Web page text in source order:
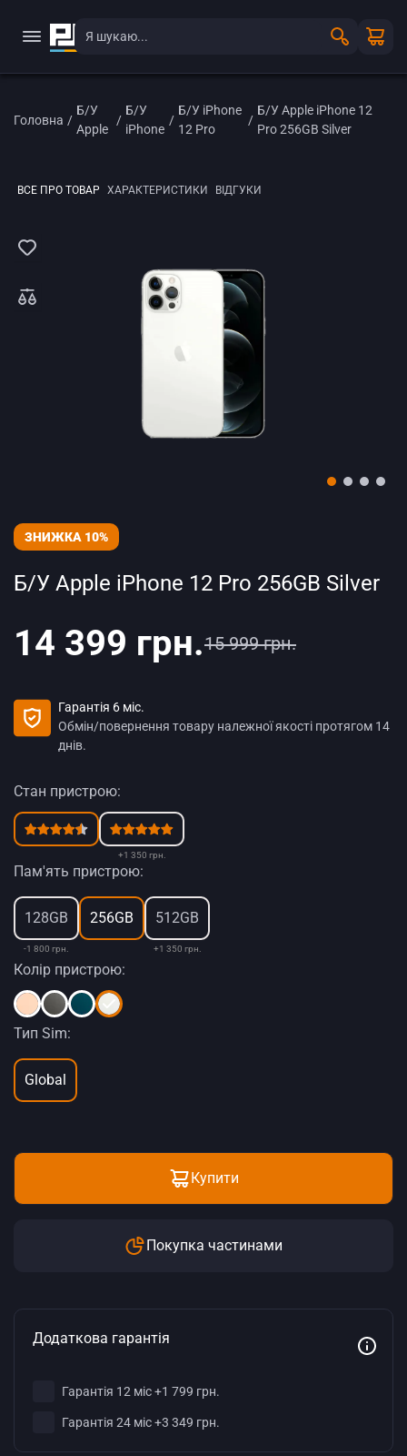
Головна /
Б/У
Apple
/
Б/У
iPhone
/
Б/У iPhone
12 Pro
/
Б/У Apple iPhone 12
Pro 256GB Silver
ВСЕ ПРО ТОВАР ХАРАКТЕРИСТИКИ ВІДГУКИ
ЗНИЖКА 10%
Б/У Apple iPhone 12 Pro 256GB Silver
14 399 грн.15 999 грн.
Гарантія 6 міс.
Обмін/повернення товару належної якості протягом 14
днів.
Стан пристрою:
+1 350 грн.
Пам'ять пристрою:
128GB
-1 800 грн.
256GB 512GB
+1 350 грн.
Колір пристрою:
Тип Sim:
Global
Купити
Покупка частинами
Додаткова гарантія
Гарантія 12 міс +1 799 грн.
Гарантія 24 міс +3 349 грн.